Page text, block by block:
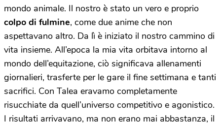
mondo animale. Il nostro è stato un vero e proprio
colpo di fulmine, come due anime che non
aspettavano altro. Da lì è iniziato il nostro cammino di
vita insieme. All’epoca la mia vita orbitava intorno al
mondo dell’equitazione, ciò significava allenamenti
giornalieri, trasferte per le gare il fine settimana e tanti
sacrifici. Con Talea eravamo completamente
risucchiate da quell’universo competitivo e agonistico.
I risultati arrivavano, ma non erano mai abbastanza, il